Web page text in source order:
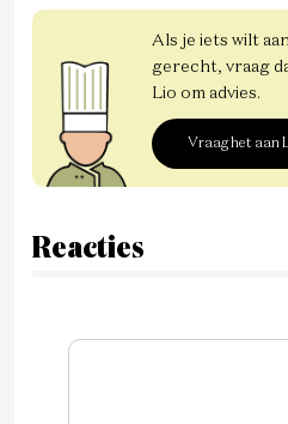
Als je iets wilt
gerecht, vraag
Lio om advies.
Vraag het aan
Reacties